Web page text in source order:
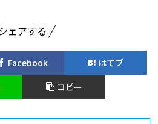
ェアする
Facebook
はてブ
コピー